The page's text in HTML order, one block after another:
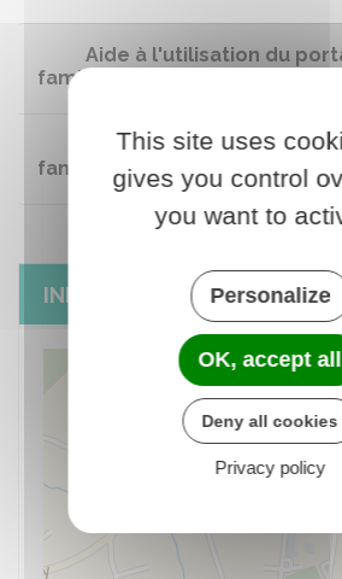
Aide à l'utilisation du
famille - plannings
Aide à l'utilisation du
famille - factures
INFOS PRATIQUES
This site uses
gives you control
you want to
Personalize
OK, accept all
Deny all cookies
Privacy policy